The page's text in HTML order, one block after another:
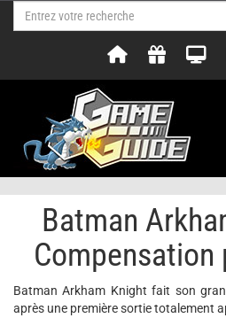
Batman
Compensation
Batman Arkham Knight fait son
après une première sortie totalement